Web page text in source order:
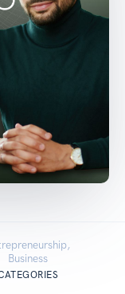
Business